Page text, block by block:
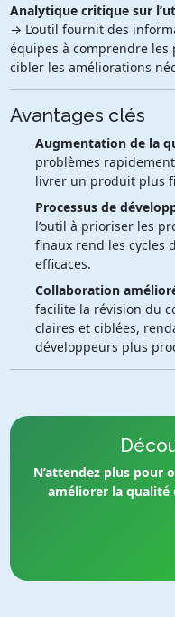
Analytique critique sur
→ L’outil fournit des
équipes à comprendre les
cibler les améliorations
Avantages clés
Augmentation de la
problèmes
livrer un produit plus
Processus de
l’outil à prioriser les
finaux rend les cycles
efficaces.
Collaboration
facilite la révision du
claires et ciblées,
développeurs plus
N’attendez plus
améliorer la qualité